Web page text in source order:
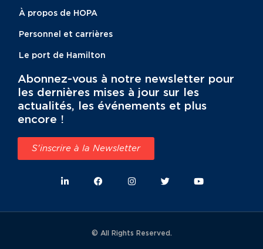
À propos de HOPA
Personnel et carrières
Le port de Hamilton
Abonnez-vous à notre newsletter pour
les dernières mises à jour sur les
actualités, les événements et plus
encore !
S'inscrire à la Newsletter
© All Rights Reserved.